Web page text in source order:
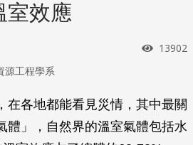
室效應
瀏覽次
13902
源工程學系
在各地都能看見災情，其中最關
體」，自然界的溫室氣體包括水